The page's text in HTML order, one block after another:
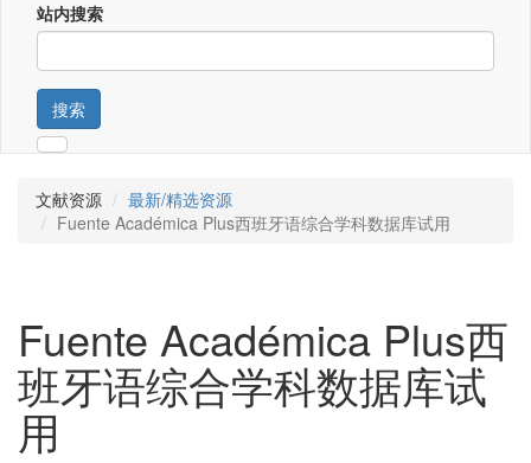
站内搜索
搜索
文献资源
最新/精选资源
Fuente Académica Plus西班牙语综合学科数据库试用
Fuente Académica Plus西
班牙语综合学科数据库试
用